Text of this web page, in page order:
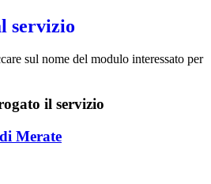
servizio
sul nome del modulo interessato per
il servizio
Merate